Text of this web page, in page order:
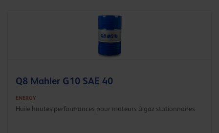
Q8 Mahler G10 SAE 40
ENERGY
Huile hautes performances pour moteurs à gaz stationnaires